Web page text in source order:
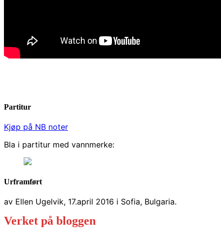
Partitur
Kjøp på NB noter
Bla i partitur med vannmerke:
Urframført
av Ellen Ugelvik, 17.april 2016 i Sofia, Bulgaria.
Verket på bloggen